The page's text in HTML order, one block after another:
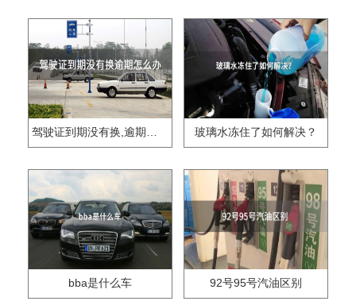
驾驶证到期没有换,逾期怎么办?? 玻璃水冻住了如何解决？
bba是什么车 92号95号汽油区别